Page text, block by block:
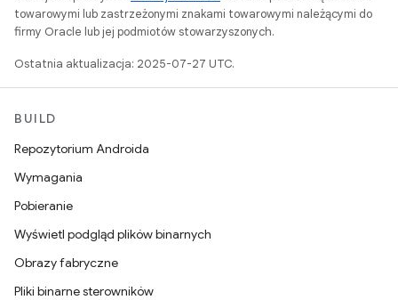
towarowymi lub zastrzeżonymi znakami towarowymi należącymi do
firmy Oracle lub jej podmiotów stowarzyszonych.
Ostatnia aktualizacja: 2025-07-27 UTC.
BUILD
Repozytorium Androida
Wymagania
Pobieranie
Wyświetl podgląd plików binarnych
Obrazy fabryczne
Pliki binarne sterowników